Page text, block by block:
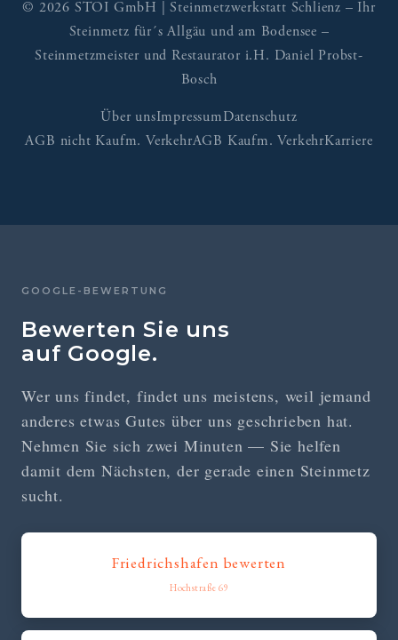
© 2026 STOI GmbH | Steinmetzwerkstatt Schlienz – Ihr
Steinmetz für´s Allgäu und am Bodensee –
Steinmetzmeister und Restaurator i.H. Daniel Probst-
Bosch
Über unsImpressumDatenschutz
AGB nicht Kaufm. VerkehrAGB Kaufm. VerkehrKarriere
GOOGLE-BEWERTUNG
Bewerten Sie uns
auf Google.
Wer uns findet, findet uns meistens, weil jemand
anderes etwas Gutes über uns geschrieben hat.
Nehmen Sie sich zwei Minuten — Sie helfen
damit dem Nächsten, der gerade einen Steinmetz
sucht.
Friedrichshafen bewerten
Hochstraße 69